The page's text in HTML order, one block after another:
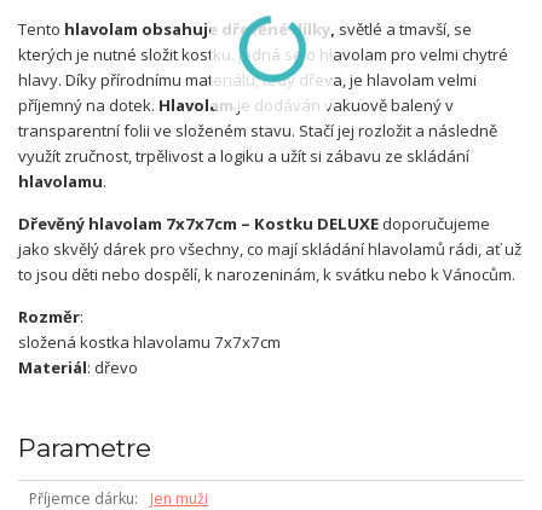
Tento hlavolam obsahuje dřevěné dílky, světlé a tmavší, se
kterých je nutné složit kostku. Jedná se o hlavolam pro velmi chytré
hlavy. Díky přírodnímu materiálu, tedy dřeva, je hlavolam velmi
příjemný na dotek. Hlavolam je dodáván vakuově balený v
transparentní folii ve složeném stavu. Stačí jej rozložit a následně
využít zručnost, trpělivost a logiku a užít si zábavu ze skládání
hlavolamu.
Dřevěný hlavolam 7x7x7cm – Kostku DELUXE doporučujeme
jako skvělý dárek pro všechny, co mají skládání hlavolamů rádi, ať už
to jsou děti nebo dospělí, k narozeninám, k svátku nebo k Vánocům.
Rozměr:
složená kostka hlavolamu 7x7x7cm
Materiál: dřevo
Parametre
Příjemce dárku
Jen muži